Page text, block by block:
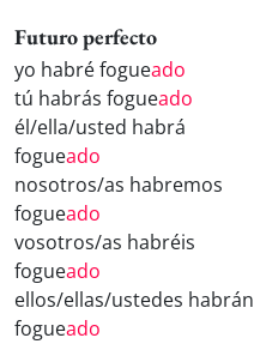
Futuro perfecto
yo habré fogueado
tú habrás fogueado
él/ella/usted habrá
fogueado
nosotros/as habremos
fogueado
vosotros/as habréis
fogueado
ellos/ellas/ustedes habrán
fogueado